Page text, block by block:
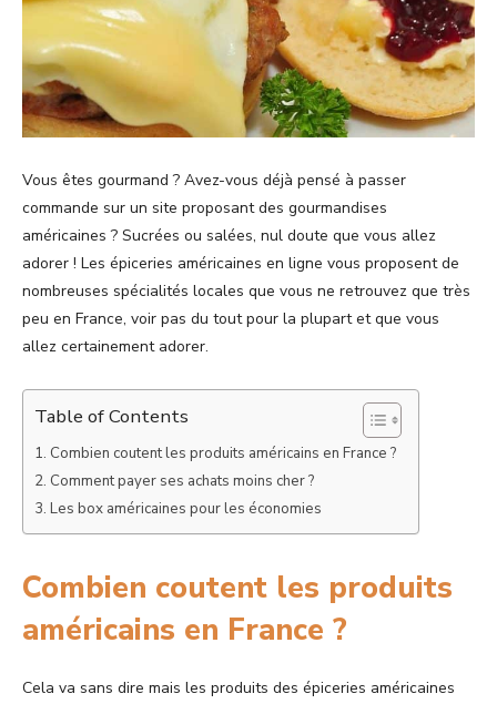
Vous êtes gourmand ? Avez-vous déjà pensé à passer
commande sur un site proposant des gourmandises
américaines ? Sucrées ou salées, nul doute que vous allez
adorer ! Les épiceries américaines en ligne vous proposent de
nombreuses spécialités locales que vous ne retrouvez que très
peu en France, voir pas du tout pour la plupart et que vous
allez certainement adorer.
Table of Contents
Combien coutent les produits américains en France ?
Comment payer ses achats moins cher ?
Les box américaines pour les économies
Combien coutent les produits
américains en France ?
Cela va sans dire mais les produits des épiceries américaines